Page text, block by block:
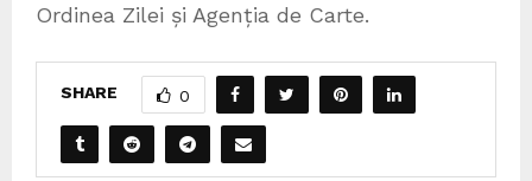
Ordinea Zilei și Agenția de Carte.
SHARE 0